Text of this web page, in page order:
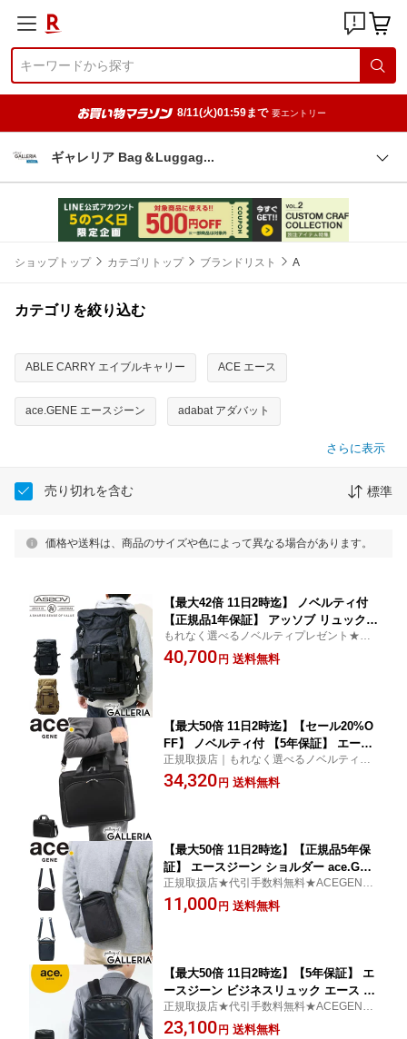
8/11(火)01:59まで 要エントリー
ギャレリア Bag＆Luggag
ショップトップ カテゴリトップ ブランドリスト A
カテゴリを絞り込む
ABLE CARRY エイブルキャリー ACE エース
ace.GENE エースジーン adabat アダバット
さらに表示
売り切れを含む 標準
価格や送料は、商品のサイズや色によって異なる場合があります。
【最大42倍 11日2時迄】 ノベルティ付
【正規品1年保証】 アッソブ リュック
メンズ 大容量 シンプル 黒 AS2OV カジ
ュアル おしゃれ 通学 ブランド バック
もれなく選べるノベルティプレゼント★代
引手数料無料★アッソブ AS2OV リュック
40,700 円 送料無料
【最大50倍 11日2時迄】【セール20%O
FF】 ノベルティ付 【5年保証】 エース
ジーン ビジネスバッグ ace.GENE DUR
ATECT デュラテクト ブリーフケース 2
正規取扱店｜もれなく選べるノベルティプ
レゼント★代引手数料無料★エースジーン
ace.GENE ビジネスバッグ 2WAY
34,320 円 送料無料
【最大50倍 11日2時迄】【正規品5年保
証】 エースジーン ショルダー ace.GEN
E フレックスライトフィット フレック
スライト FLEX LITE Fit ショルダーバ
正規取扱店★代引手数料無料★ACEGENE
エースジーン ショルダーバッグ
11,000 円 送料無料
【最大50倍 11日2時迄】【5年保証】 エ
ースジーン ビジネスリュック エース ビ
ジネス リュック ace.GENE GADGETA
BLE-WR ガジェタブル WR 2気室 A4 9L
正規取扱店★代引手数料無料★ACEGENE
エースジーン リュックサック
23,100 円 送料無料